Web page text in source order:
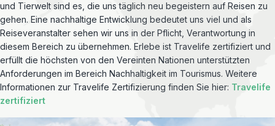
und Tierwelt sind es, die uns täglich neu begeistern auf Reisen zu
gehen. Eine nachhaltige Entwicklung bedeutet uns viel und als
Reiseveranstalter sehen wir uns in der Pflicht, Verantwortung in
diesem Bereich zu übernehmen. Erlebe ist Travelife zertifiziert und
erfüllt die höchsten von den Vereinten Nationen unterstützten
Anforderungen im Bereich Nachhaltigkeit im Tourismus. Weitere
Informationen zur Travelife Zertifizierung finden Sie hier: Travelife
zertifiziert